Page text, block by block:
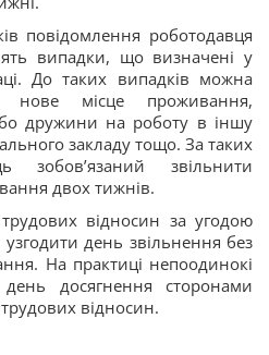
повідомлення роботодавця
випадки, що визначені у
До таких випадків можна
нове місце проживання,
дружини на роботу в іншу
закладу тощо. За таких
зобов’язаний звільнити
двох тижнів.
відносин за угодою
день звільнення без
На практиці непоодинокі
досягнення сторонами
відносин.